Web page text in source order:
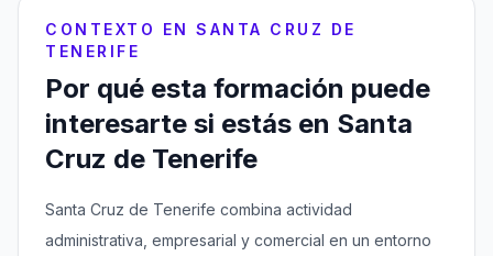
CONTEXTO EN SANTA CRUZ DE
TENERIFE
Por qué esta formación puede
interesarte si estás en Santa
Cruz de Tenerife
Santa Cruz de Tenerife combina actividad
administrativa, empresarial y comercial en un entorno